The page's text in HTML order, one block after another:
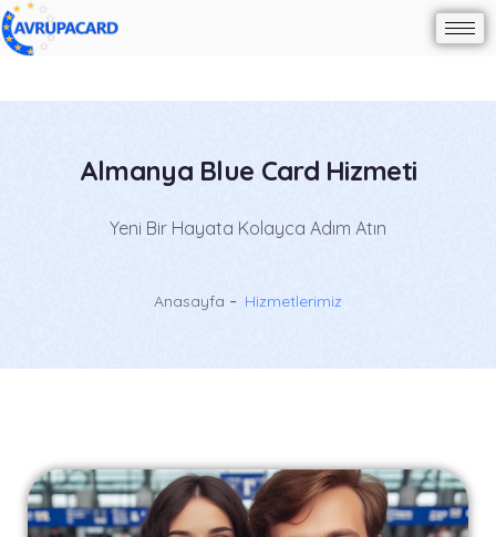
Almanya Blue Card Hizmeti
Yeni Bir Hayata Kolayca Adım Atın
Anasayfa Hizmetlerimiz